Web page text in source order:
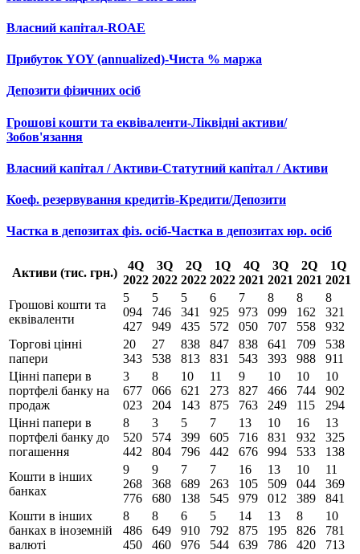
Власний капітал-ROAE
Прибуток YOY (annualized)-Чиста % маржа
Депозити фізичних осіб
Грошові кошти та еквіваленти-Ліквідні активи/
Зобов'язання
Власний капітал / Активи-Статутний капітал / Активи
Коеф. резервування кредитів-Кредити/Депозити
Частка в депозитах фіз. осіб-Частка в депозитах юр. осіб
Активи (тис. грн.)
4Q
2022
3Q
2022
2Q
2022
1Q
2022
4Q
2021
3Q
2021
2Q
2021
1Q
2021
Грошові кошти та
еквіваленти
5
094
427
5
746
949
5
341
435
6
925
572
7
973
050
8
099
707
8
162
558
8
321
932
Торгові цінні
папери
20
343
27
538
838
813
847
831
838
543
641
393
709
988
538
911
Цінні папери в
портфелі банку на
продаж
3
677
023
8
066
204
10
621
143
11
273
875
9
827
763
10
466
249
10
744
115
10
902
294
Цінні папери в
портфелі банку до
погашення
8
520
442
3
574
804
5
399
796
7
605
442
13
716
676
10
831
994
16
932
533
13
325
138
Кошти в інших
банках
9
268
776
9
368
680
7
689
138
7
263
545
16
105
979
13
509
012
10
044
389
11
369
841
Кошти в інших
банках в іноземній
валюті
8
486
450
8
649
460
6
910
976
5
792
544
14
875
639
13
195
786
8
826
420
10
781
713